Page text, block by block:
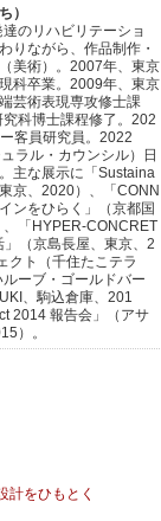
）
のリハビリテーショ
りながら、作品制作・
美術）。2007年、東京
科卒業。2009年、東京
芸術表現専攻修士課
科博士課程修了。202
客員研究員。2022
ラル・カウンシル）日
主な展示に「Sustaina
京、2020）、「CONN
をひらく」（京都国
「HYPER-CONCRET
（京島長屋、東京、2
クト（千住たこテラ
ーブ・ゴールドバー
、駒込倉庫、201
2014 報告会」（アサ
）。
計をひもとく